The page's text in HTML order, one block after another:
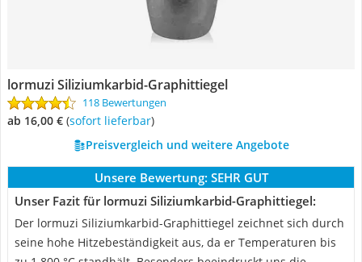
lormuzi Siliziumkarbid-Graphittiegel
118 Bewertungen
ab 16,00 € ( Sofort lieferbar)
Preisvergleich und weitere Angebote
Unsere Bewertung: SEHR GUT
Unser Fazit für lormuzi Siliziumkarbid-Graphittiegel:
Der lormuzi Siliziumkarbid-Graphittiegel zeichnet sich durch
seine hohe Hitzebeständigkeit aus, da er Temperaturen bis